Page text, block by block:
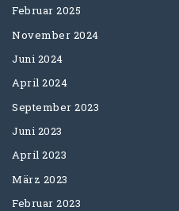
Februar 2025
November 2024
Juni 2024
April 2024
September 2023
Juni 2023
April 2023
März 2023
Februar 2023